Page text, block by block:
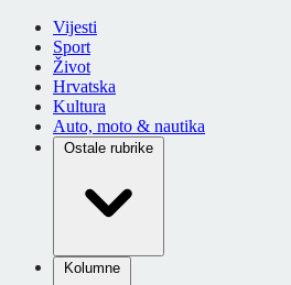
Vijesti
Sport
Život
Hrvatska
Kultura
Auto, moto & nautika
Ostale rubrike
Kolumne